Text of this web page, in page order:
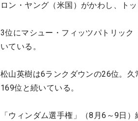
ロン・ヤング（米国）がかわし、トッ
3位にマシュー・フィッツパトリッ
いている。
松山英樹は6ランクダウンの26位。
169位と続いている。
「ウィンダム選手権」（8月6～9日